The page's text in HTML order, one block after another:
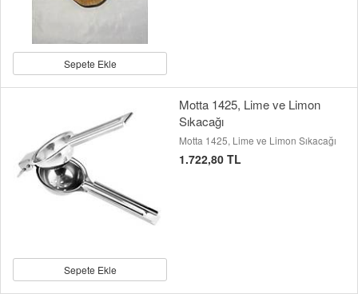
Sepete Ekle
Sepete Ekle
Motta 1425, Lime ve Limon
Sıkacağı
Motta 1425, Lime ve Limon Sıkacağı
1.722,80 TL